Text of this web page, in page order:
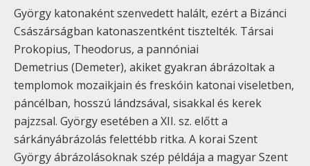
György katonaként szenvedett halált, ezért a Bizánci
Császárságban katonaszentként tisztelték. Társai
Prokopius, Theodorus, a pannóniai
Demetrius (Demeter), akiket gyakran ábrázoltak a
templomok mozaikjain és freskóin katonai viseletben,
páncélban, hosszú lándzsával, sisakkal és kerek
pajzzsal. György esetében a XII. sz. előtt a
sárkányábrázolás felettébb ritka. A korai Szent
György ábrázolásoknak szép példája a magyar Szent